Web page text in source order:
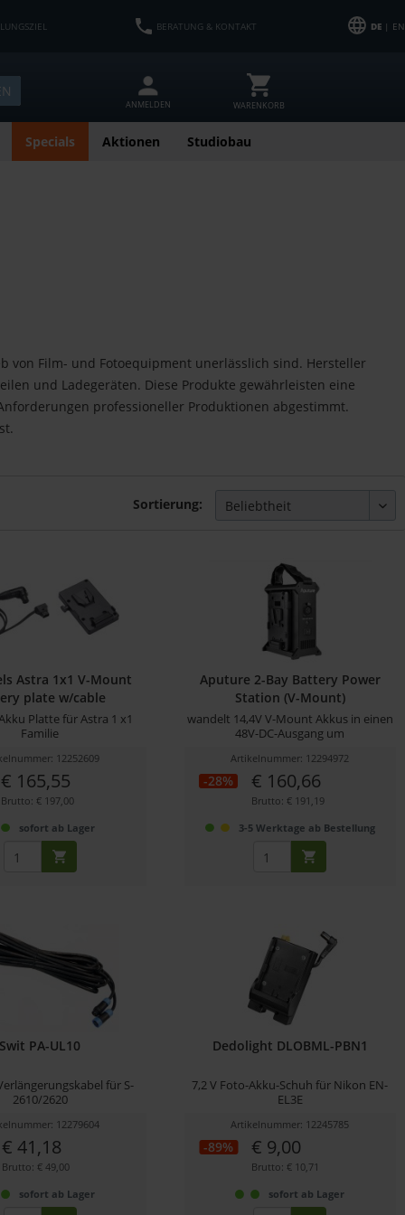
BERATUNG & KONTAKT DE| EN
ANMELDEN WARENKORB
Specials Aktionen Studiobau
von Film- und Fotoequipment unerlässlich sind. Hersteller
und Ladegeräten. Diese Produkte gewährleisten eine
professioneller Produktionen abgestimmt.
Sortierung:
Astra 1x1 V-Mount
plate w/cable
Platte für Astra 1 x1
Familie
12252609
€ 165,55
Brutto: € 197,00
sofort ab Lager
Aputure 2-Bay Battery Power
Station (V-Mount)
wandelt 14,4V V-Mount Akkus in einen
48V-DC-Ausgang um
Artikelnummer: 12294972
-28% € 160,66
Brutto: € 191,19
3-5 Werktage ab Bestellung
Swit PA-UL10
für S-
2610/2620
12279604
€ 41,18
Brutto: € 49,00
sofort ab Lager
Dedolight DLOBML-PBN1
7,2 V Foto-Akku-Schuh für Nikon EN-
EL3E
Artikelnummer: 12245785
-89% € 9,00
Brutto: € 10,71
sofort ab Lager